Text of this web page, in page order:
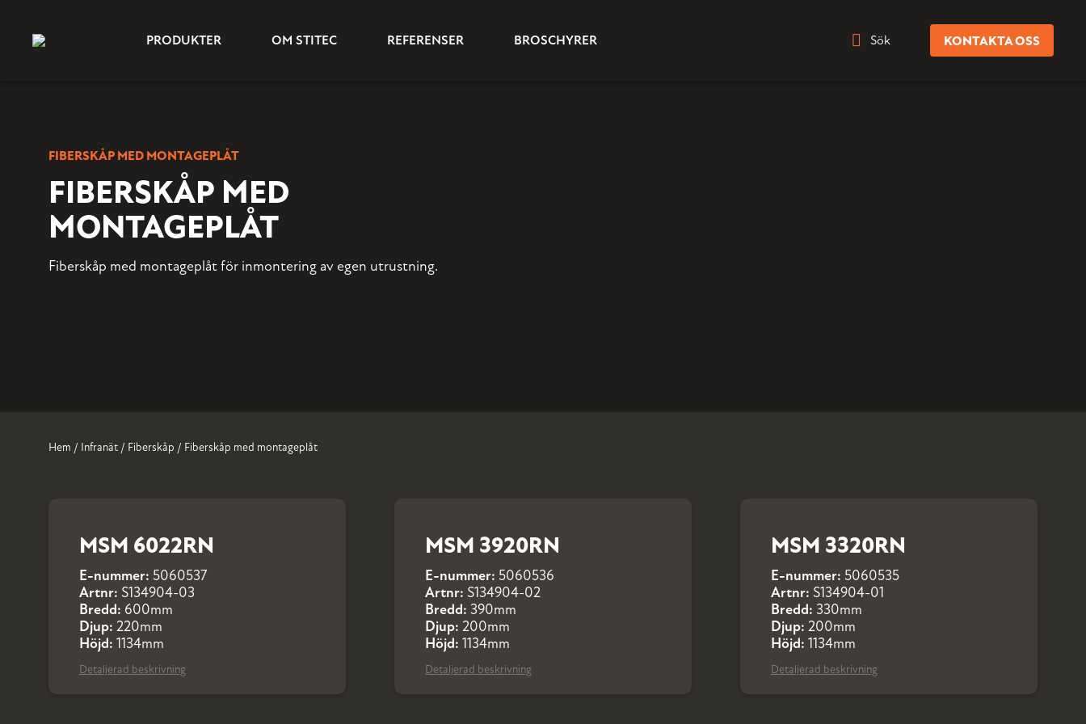
PRODUKTER OM STITEC REFERENSER BROSCHYRER Sök KONTAKTA OSS
FIBERSKÅP MED MONTAGEPLÅT
FIBERSKÅP MED
MONTAGEPLÅT
Fiberskåp med montageplåt för inmontering av egen utrustning.
Hem / Infranät / Fiberskåp / Fiberskåp med montageplåt
MSM 6022RN
E-nummer: 5060537
Artnr: S134904-03
Bredd: 600mm
Djup: 220mm
Höjd: 1134mm
Detaljerad beskrivning
MSM 3920RN
E-nummer: 5060536
Artnr: S134904-02
Bredd: 390mm
Djup: 200mm
Höjd: 1134mm
Detaljerad beskrivning
MSM 3320RN
E-nummer: 5060535
Artnr: S134904-01
Bredd: 330mm
Djup: 200mm
Höjd: 1134mm
Detaljerad beskrivning